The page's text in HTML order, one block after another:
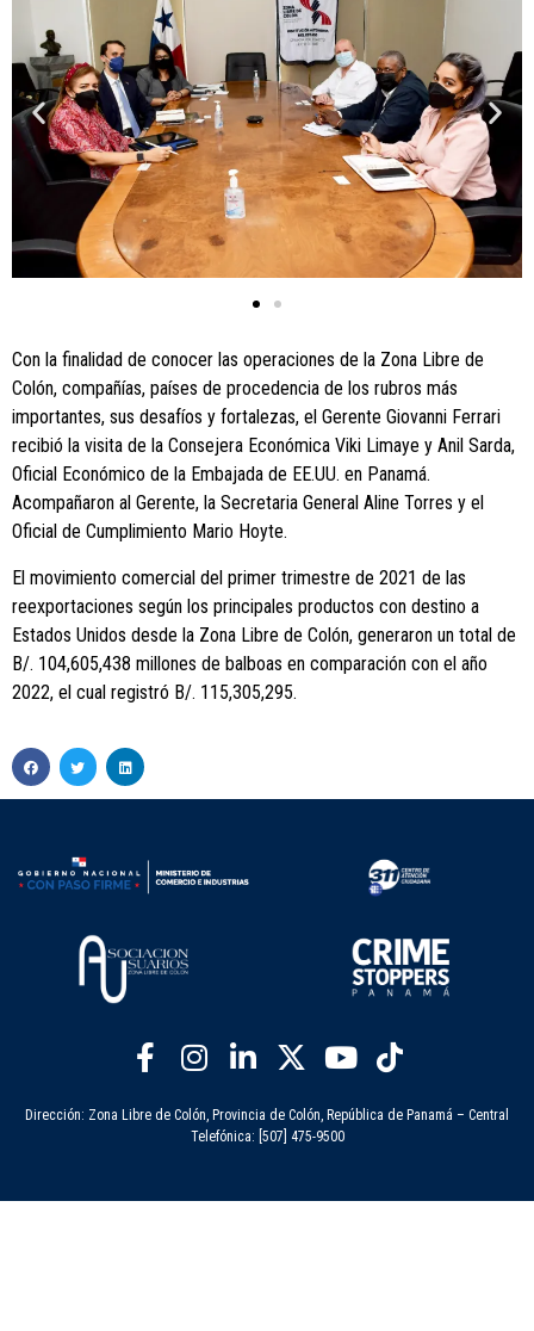
Con la finalidad de conocer las operaciones de la Zona Libre de
Colón, compañías, países de procedencia de los rubros más
importantes, sus desafíos y fortalezas, el Gerente Giovanni Ferrari
recibió la visita de la Consejera Económica Viki Limaye y Anil Sarda,
Oficial Económico de la Embajada de EE.UU. en Panamá.
Acompañaron al Gerente, la Secretaria General Aline Torres y el
Oficial de Cumplimiento Mario Hoyte.
El movimiento comercial del primer trimestre de 2021 de las
reexportaciones según los principales productos con destino a
Estados Unidos desde la Zona Libre de Colón, generaron un total de
B/. 104,605,438 millones de balboas en comparación con el año
2022, el cual registró B/. 115,305,295.
Dirección: Zona Libre de Colón, Provincia de Colón, República de Panamá – Central
Telefónica: [507] 475-9500